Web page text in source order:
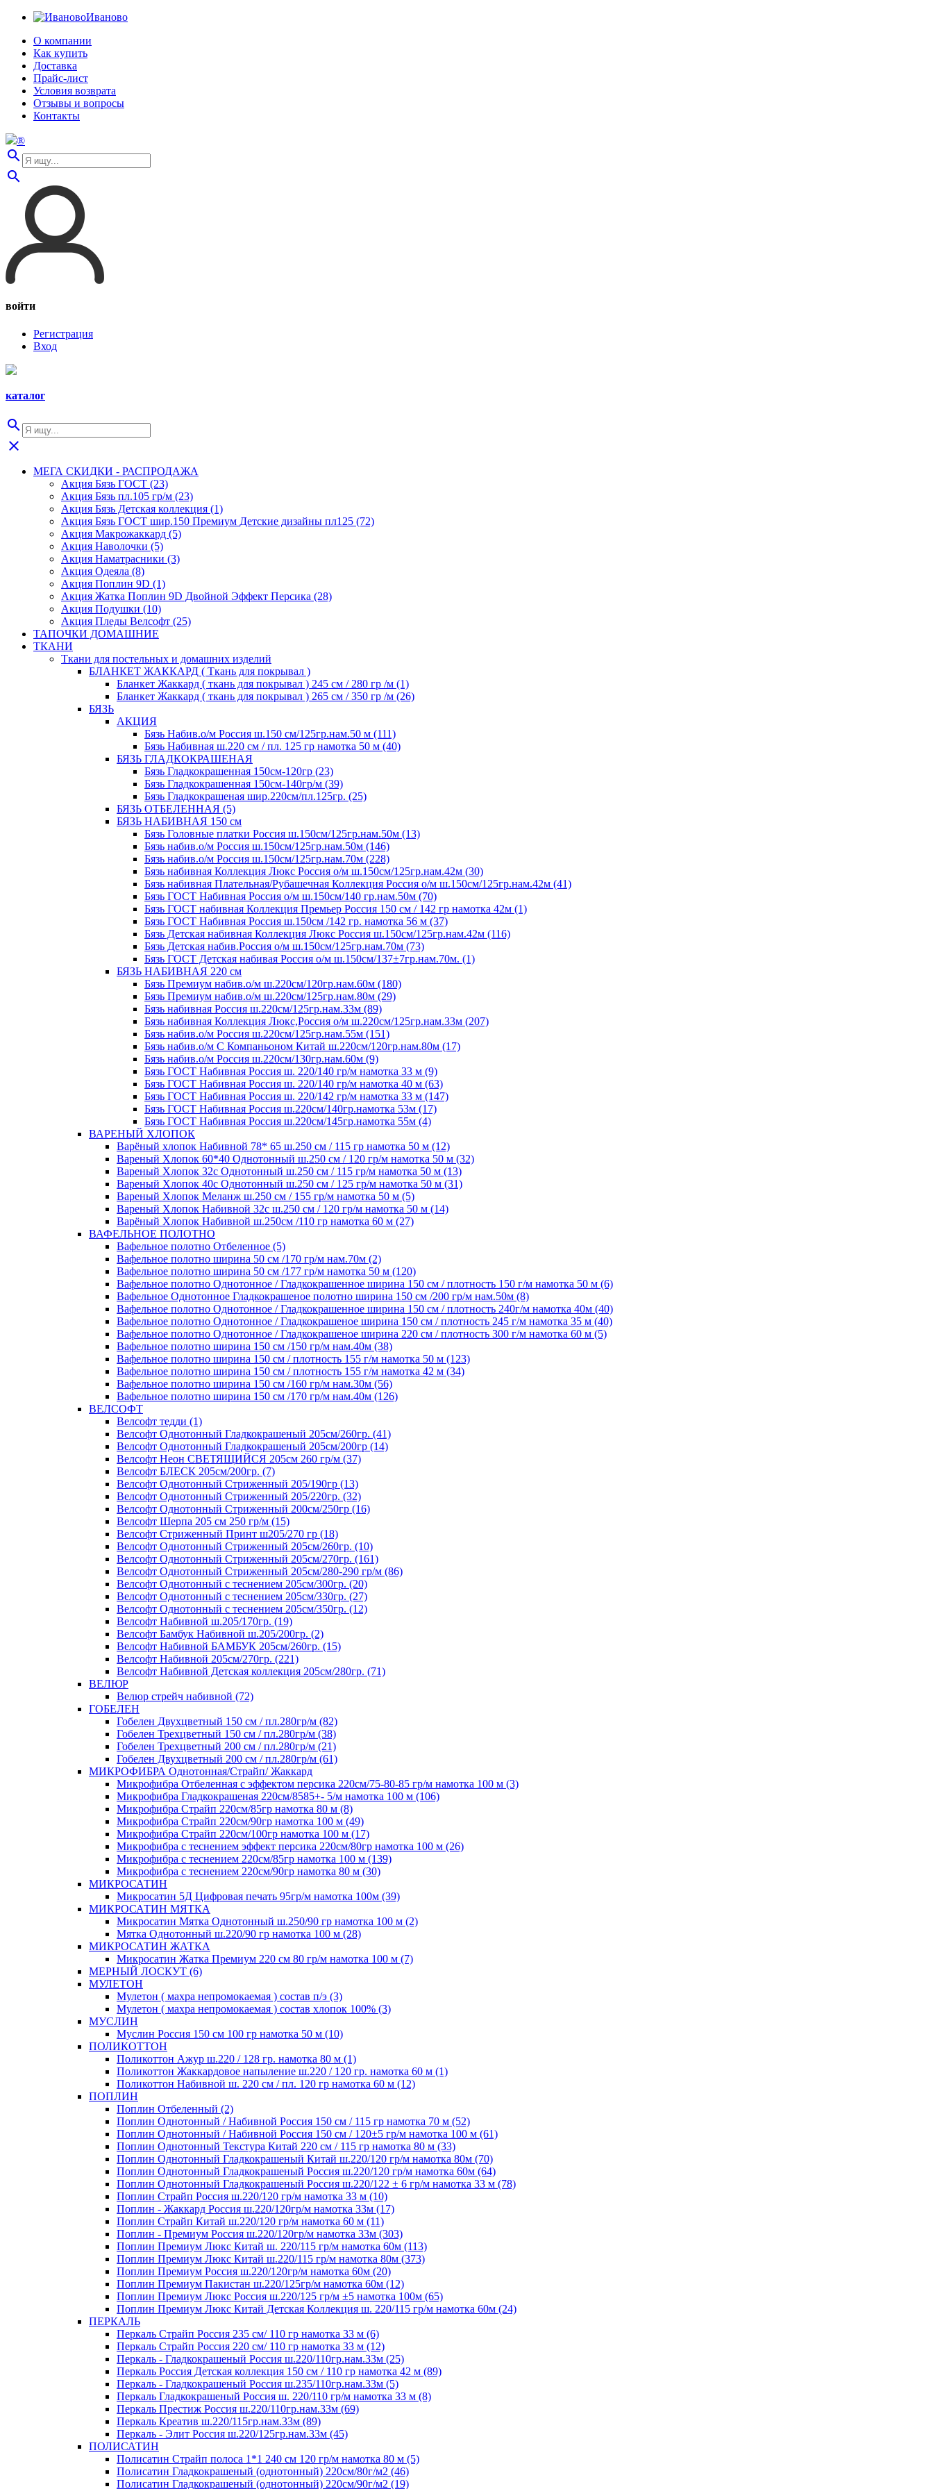
Иваново
О компании
Как купить
Доставка
Прайс-лист
Условия возврата
Отзывы и вопросы
Контакты
®
search
search
войти
Регистрация
Вход
каталог
search
close
МЕГА СКИДКИ - РАСПРОДАЖА
Акция Бязь ГОСТ (23)
Акция Бязь пл.105 гр/м (23)
Акция Бязь Детская коллекция (1)
Акция Бязь ГОСТ шир.150 Премиум Детские дизайны пл125 (72)
Акция Макрожаккард (5)
Акция Наволочки (5)
Акция Наматрасники (3)
Акция Одеяла (8)
Акция Поплин 9D (1)
Акция Жатка Поплин 9D Двойной Эффект Персика (28)
Акция Подушки (10)
Акция Пледы Велсофт (25)
ТАПОЧКИ ДОМАШНИЕ
ТКАНИ
Ткани для постельных и домашних изделий
БЛАНКЕТ ЖАККАРД ( Ткань для покрывал )
Бланкет Жаккард ( ткань для покрывал ) 245 см / 280 гр /м (1)
Бланкет Жаккард ( ткань для покрывал ) 265 см / 350 гр /м (26)
БЯЗЬ
АКЦИЯ
Бязь Набив.о/м Россия ш.150 см/125гр.нам.50 м (111)
Бязь Набивная ш.220 см / пл. 125 гр намотка 50 м (40)
БЯЗЬ ГЛАДКОКРАШЕНАЯ
Бязь Гладкокрашенная 150см-120гр (23)
Бязь Гладкокрашенная 150см-140гр/м (39)
Бязь Гладкокрашеная шир.220см/пл.125гр. (25)
БЯЗЬ ОТБЕЛЕННАЯ (5)
БЯЗЬ НАБИВНАЯ 150 см
Бязь Головные платки Россия ш.150см/125гр.нам.50м (13)
Бязь набив.о/м Россия ш.150см/125гр.нам.50м (146)
Бязь набив.о/м Россия ш.150см/125гр.нам.70м (228)
Бязь набивная Коллекция Люкс Россия о/м ш.150см/125гр.нам.42м (30)
Бязь набивная Плательная/Рубашечная Коллекция Россия о/м ш.150см/125гр.нам.42м (41)
Бязь ГОСТ Набивная Россия о/м ш.150см/140 гр.нам.50м (70)
Бязь ГОСТ набивная Коллекция Премьер Россия 150 см / 142 гр намотка 42м (1)
Бязь ГОСТ Набивная Россия ш.150см /142 гр. намотка 56 м (37)
Бязь Детская набивная Коллекция Люкс Россия ш.150см/125гр.нам.42м (116)
Бязь Детская набив.Россия о/м ш.150см/125гр.нам.70м (73)
Бязь ГОСТ Детская набивая Россия о/м ш.150см/137±7гр.нам.70м. (1)
БЯЗЬ НАБИВНАЯ 220 см
Бязь Премиум набив.о/м ш.220см/120гр.нам.60м (180)
Бязь Премиум набив.о/м ш.220см/125гр.нам.80м (29)
Бязь набивная Россия ш.220см/125гр.нам.33м (89)
Бязь набивная Коллекция Люкс,Россия о/м ш.220см/125гр.нам.33м (207)
Бязь набив.о/м Россия ш.220см/125гр.нам.55м (151)
Бязь набив.о/м С Компаньоном Китай ш.220см/120гр.нам.80м (17)
Бязь набив.о/м Россия ш.220см/130гр.нам.60м (9)
Бязь ГОСТ Набивная Россия ш. 220/140 гр/м намотка 33 м (9)
Бязь ГОСТ Набивная Россия ш. 220/140 гр/м намотка 40 м (63)
Бязь ГОСТ Набивная Россия ш. 220/142 гр/м намотка 33 м (147)
Бязь ГОСТ Набивная Россия ш.220см/140гр.намотка 53м (17)
Бязь ГОСТ Набивная Россия ш.220см/145гр.намотка 55м (4)
ВАРЕНЫЙ ХЛОПОК
Варёный хлопок Набивной 78* 65 ш.250 см / 115 гр намотка 50 м (12)
Вареный Хлопок 60*40 Однотонный ш.250 см / 120 гр/м намотка 50 м (32)
Вареный Хлопок 32с Однотонный ш.250 см / 115 гр/м намотка 50 м (13)
Вареный Хлопок 40с Однотонный ш.250 см / 125 гр/м намотка 50 м (31)
Вареный Хлопок Меланж ш.250 см / 155 гр/м намотка 50 м (5)
Вареный Хлопок Набивной 32с ш.250 см / 120 гр/м намотка 50 м (14)
Варёный Хлопок Набивной ш.250см /110 гр намотка 60 м (27)
ВАФЕЛЬНОЕ ПОЛОТНО
Вафельное полотно Отбеленное (5)
Вафельное полотно ширина 50 см /170 гр/м нам.70м (2)
Вафельное полотно ширина 50 см /177 гр/м намотка 50 м (120)
Вафельное полотно Однотонное / Гладкокрашенное ширина 150 см / плотность 150 г/м намотка 50 м (6)
Вафельное Однотонное Гладкокрашеное полотно ширина 150 см /200 гр/м нам.50м (8)
Вафельное полотно Однотонное / Гладкокрашенное ширина 150 см / плотность 240г/м намотка 40м (40)
Вафельное полотно Однотонное / Гладкокрашеное ширина 150 см / плотность 245 г/м намотка 35 м (40)
Вафельное полотно Однотонное / Гладкокрашеное ширина 220 см / плотность 300 г/м намотка 60 м (5)
Вафельное полотно ширина 150 см /150 гр/м нам.40м (38)
Вафельное полотно ширина 150 см / плотность 155 г/м намотка 50 м (123)
Вафельное полотно ширина 150 см / плотность 155 г/м намотка 42 м (34)
Вафельное полотно ширина 150 см /160 гр/м нам.30м (56)
Вафельное полотно ширина 150 см /170 гр/м нам.40м (126)
ВЕЛСОФТ
Велсофт тедди (1)
Велсофт Однотонный Гладкокрашеный 205см/260гр. (41)
Велсофт Однотонный Гладкокрашеный 205см/200гр (14)
Велсофт Неон СВЕТЯЩИЙСЯ 205см 260 гр/м (37)
Велсофт БЛЕСК 205см/200гр. (7)
Велсофт Однотонный Стриженный 205/190гр (13)
Велсофт Однотонный Стриженный 205/220гр. (32)
Велсофт Однотонный Стриженный 200см/250гр (16)
Велсофт Шерпа 205 см 250 гр/м (15)
Велсофт Стриженный Принт ш205/270 гр (18)
Велсофт Однотонный Стриженный 205см/260гр. (10)
Велсофт Однотонный Стриженный 205см/270гр. (161)
Велсофт Однотонный Стриженный 205см/280-290 гр/м (86)
Велсофт Однотонный с теснением 205см/300гр. (20)
Велсофт Однотонный с теснением 205см/330гр. (27)
Велсофт Однотонный с теснением 205см/350гр. (12)
Велсофт Набивной ш.205/170гр. (19)
Велсофт Бамбук Набивной ш.205/200гр. (2)
Велсофт Набивной БАМБУК 205см/260гр. (15)
Велсофт Набивной 205см/270гр. (221)
Велсофт Набивной Детская коллекция 205см/280гр. (71)
ВЕЛЮР
Велюр стрейч набивной (72)
ГОБЕЛЕН
Гобелен Двухцветный 150 см / пл.280гр/м (82)
Гобелен Трехцветный 150 см / пл.280гр/м (38)
Гобелен Трехцветный 200 см / пл.280гр/м (21)
Гобелен Двухцветный 200 см / пл.280гр/м (61)
МИКРОФИБРА Однотонная/Страйп/ Жаккард
Микрофибра Отбеленная с эффектом персика 220см/75-80-85 гр/м намотка 100 м (3)
Микрофибра Гладкокрашеная 220см/8585+- 5/м намотка 100 м (106)
Микрофибра Страйп 220см/85гр намотка 80 м (8)
Микрофибра Страйп 220см/90гр намотка 100 м (49)
Микрофибра Страйп 220см/100гр намотка 100 м (17)
Микрофибра с теснением эффект персика 220см/80гр намотка 100 м (26)
Микрофибра с теснением 220см/85гр намотка 100 м (139)
Микрофибра с теснением 220см/90гр намотка 80 м (30)
МИКРОСАТИН
Микросатин 5Д Цифровая печать 95гр/м намотка 100м (39)
МИКРОСАТИН МЯТКА
Микросатин Мятка Однотонный ш.250/90 гр намотка 100 м (2)
Мятка Однотонный ш.220/90 гр намотка 100 м (28)
МИКРОСАТИН ЖАТКА
Микросатин Жатка Премиум 220 см 80 гр/м намотка 100 м (7)
МЕРНЫЙ ЛОСКУТ (6)
МУЛЕТОН
Мулетон ( махра непромокаемая ) состав п/э (3)
Мулетон ( махра непромокаемая ) состав хлопок 100% (3)
МУСЛИН
Муслин Россия 150 см 100 гр намотка 50 м (10)
ПОЛИКОТТОН
Поликоттон Ажур ш.220 / 128 гр. намотка 80 м (1)
Поликоттон Жаккардовое напыление ш.220 / 120 гр. намотка 60 м (1)
Поликоттон Набивной ш. 220 см / пл. 120 гр намотка 60 м (12)
ПОПЛИН
Поплин Отбеленный (2)
Поплин Однотонный / Набивной Россия 150 см / 115 гр намотка 70 м (52)
Поплин Однотонный / Набивной Россия 150 см / 120±5 гр/м намотка 100 м (61)
Поплин Однотонный Текстура Китай 220 см / 115 гр намотка 80 м (33)
Поплин Однотонный Гладкокрашеный Китай ш.220/120 гр/м намотка 80м (70)
Поплин Однотонный Гладкокрашеный Россия ш.220/120 гр/м намотка 60м (64)
Поплин Однотонный Гладкокрашеный Россия ш.220/122 ± 6 гр/м намотка 33 м (78)
Поплин Страйп Россия ш.220/120 гр/м намотка 33 м (10)
Поплин - Жаккард Россия ш.220/120гр/м намотка 33м (17)
Поплин Страйп Китай ш.220/120 гр/м намотка 60 м (11)
Поплин - Премиум Россия ш.220/120гр/м намотка 33м (303)
Поплин Премиум Люкс Китай ш. 220/115 гр/м намотка 60м (113)
Поплин Премиум Люкс Китай ш.220/115 гр/м намотка 80м (373)
Поплин Премиум Россия ш.220/120гр/м намотка 60м (20)
Поплин Премиум Пакистан ш.220/125гр/м намотка 60м (12)
Поплин Премиум Люкс Россия ш.220/125 гр/м ±5 намотка 100м (65)
Поплин Премиум Люкс Китай Детская Коллекция ш. 220/115 гр/м намотка 60м (24)
ПЕРКАЛЬ
Перкаль Страйп Россия 235 см/ 110 гр намотка 33 м (6)
Перкаль Страйп Россия 220 см/ 110 гр намотка 33 м (12)
Перкаль - Гладкокрашеный Россия ш.220/110гр.нам.33м (25)
Перкаль Россия Детская коллекция 150 см / 110 гр намотка 42 м (89)
Перкаль - Гладкокрашеный Россия ш.235/110гр.нам.33м (5)
Перкаль Гладкокрашеный Россия ш. 220/110 гр/м намотка 33 м (8)
Перкаль Престиж Россия ш.220/110гр.нам.33м (69)
Перкаль Креатив ш.220/115гр.нам.33м (89)
Перкаль - Элит Россия ш.220/125гр.нам.33м (45)
ПОЛИСАТИН
Полисатин Страйп полоса 1*1 240 см 120 гр/м намотка 80 м (5)
Полисатин Гладкокрашеный (однотонный) 220см/80г/м2 (46)
Полисатин Гладкокрашеный (однотонный) 220см/90г/м2 (19)